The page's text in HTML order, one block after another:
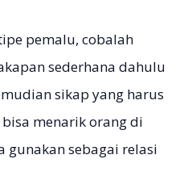
pemalu, cobalah
sederhana dahulu
sikap yang harus
menarik orang di
gunakan sebagai relasi